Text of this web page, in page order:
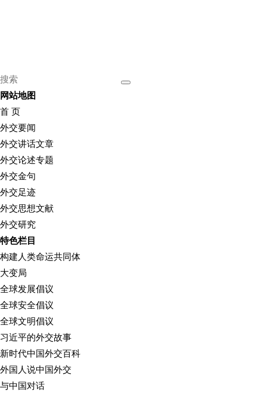
网站地图
首 页
外交要闻
外交讲话文章
外交论述专题
外交金句
外交足迹
外交思想文献
外交研究
特色栏目
构建人类命运共同体
大变局
全球发展倡议
全球安全倡议
全球文明倡议
习近平的外交故事
新时代中国外交百科
外国人说中国外交
与中国对话